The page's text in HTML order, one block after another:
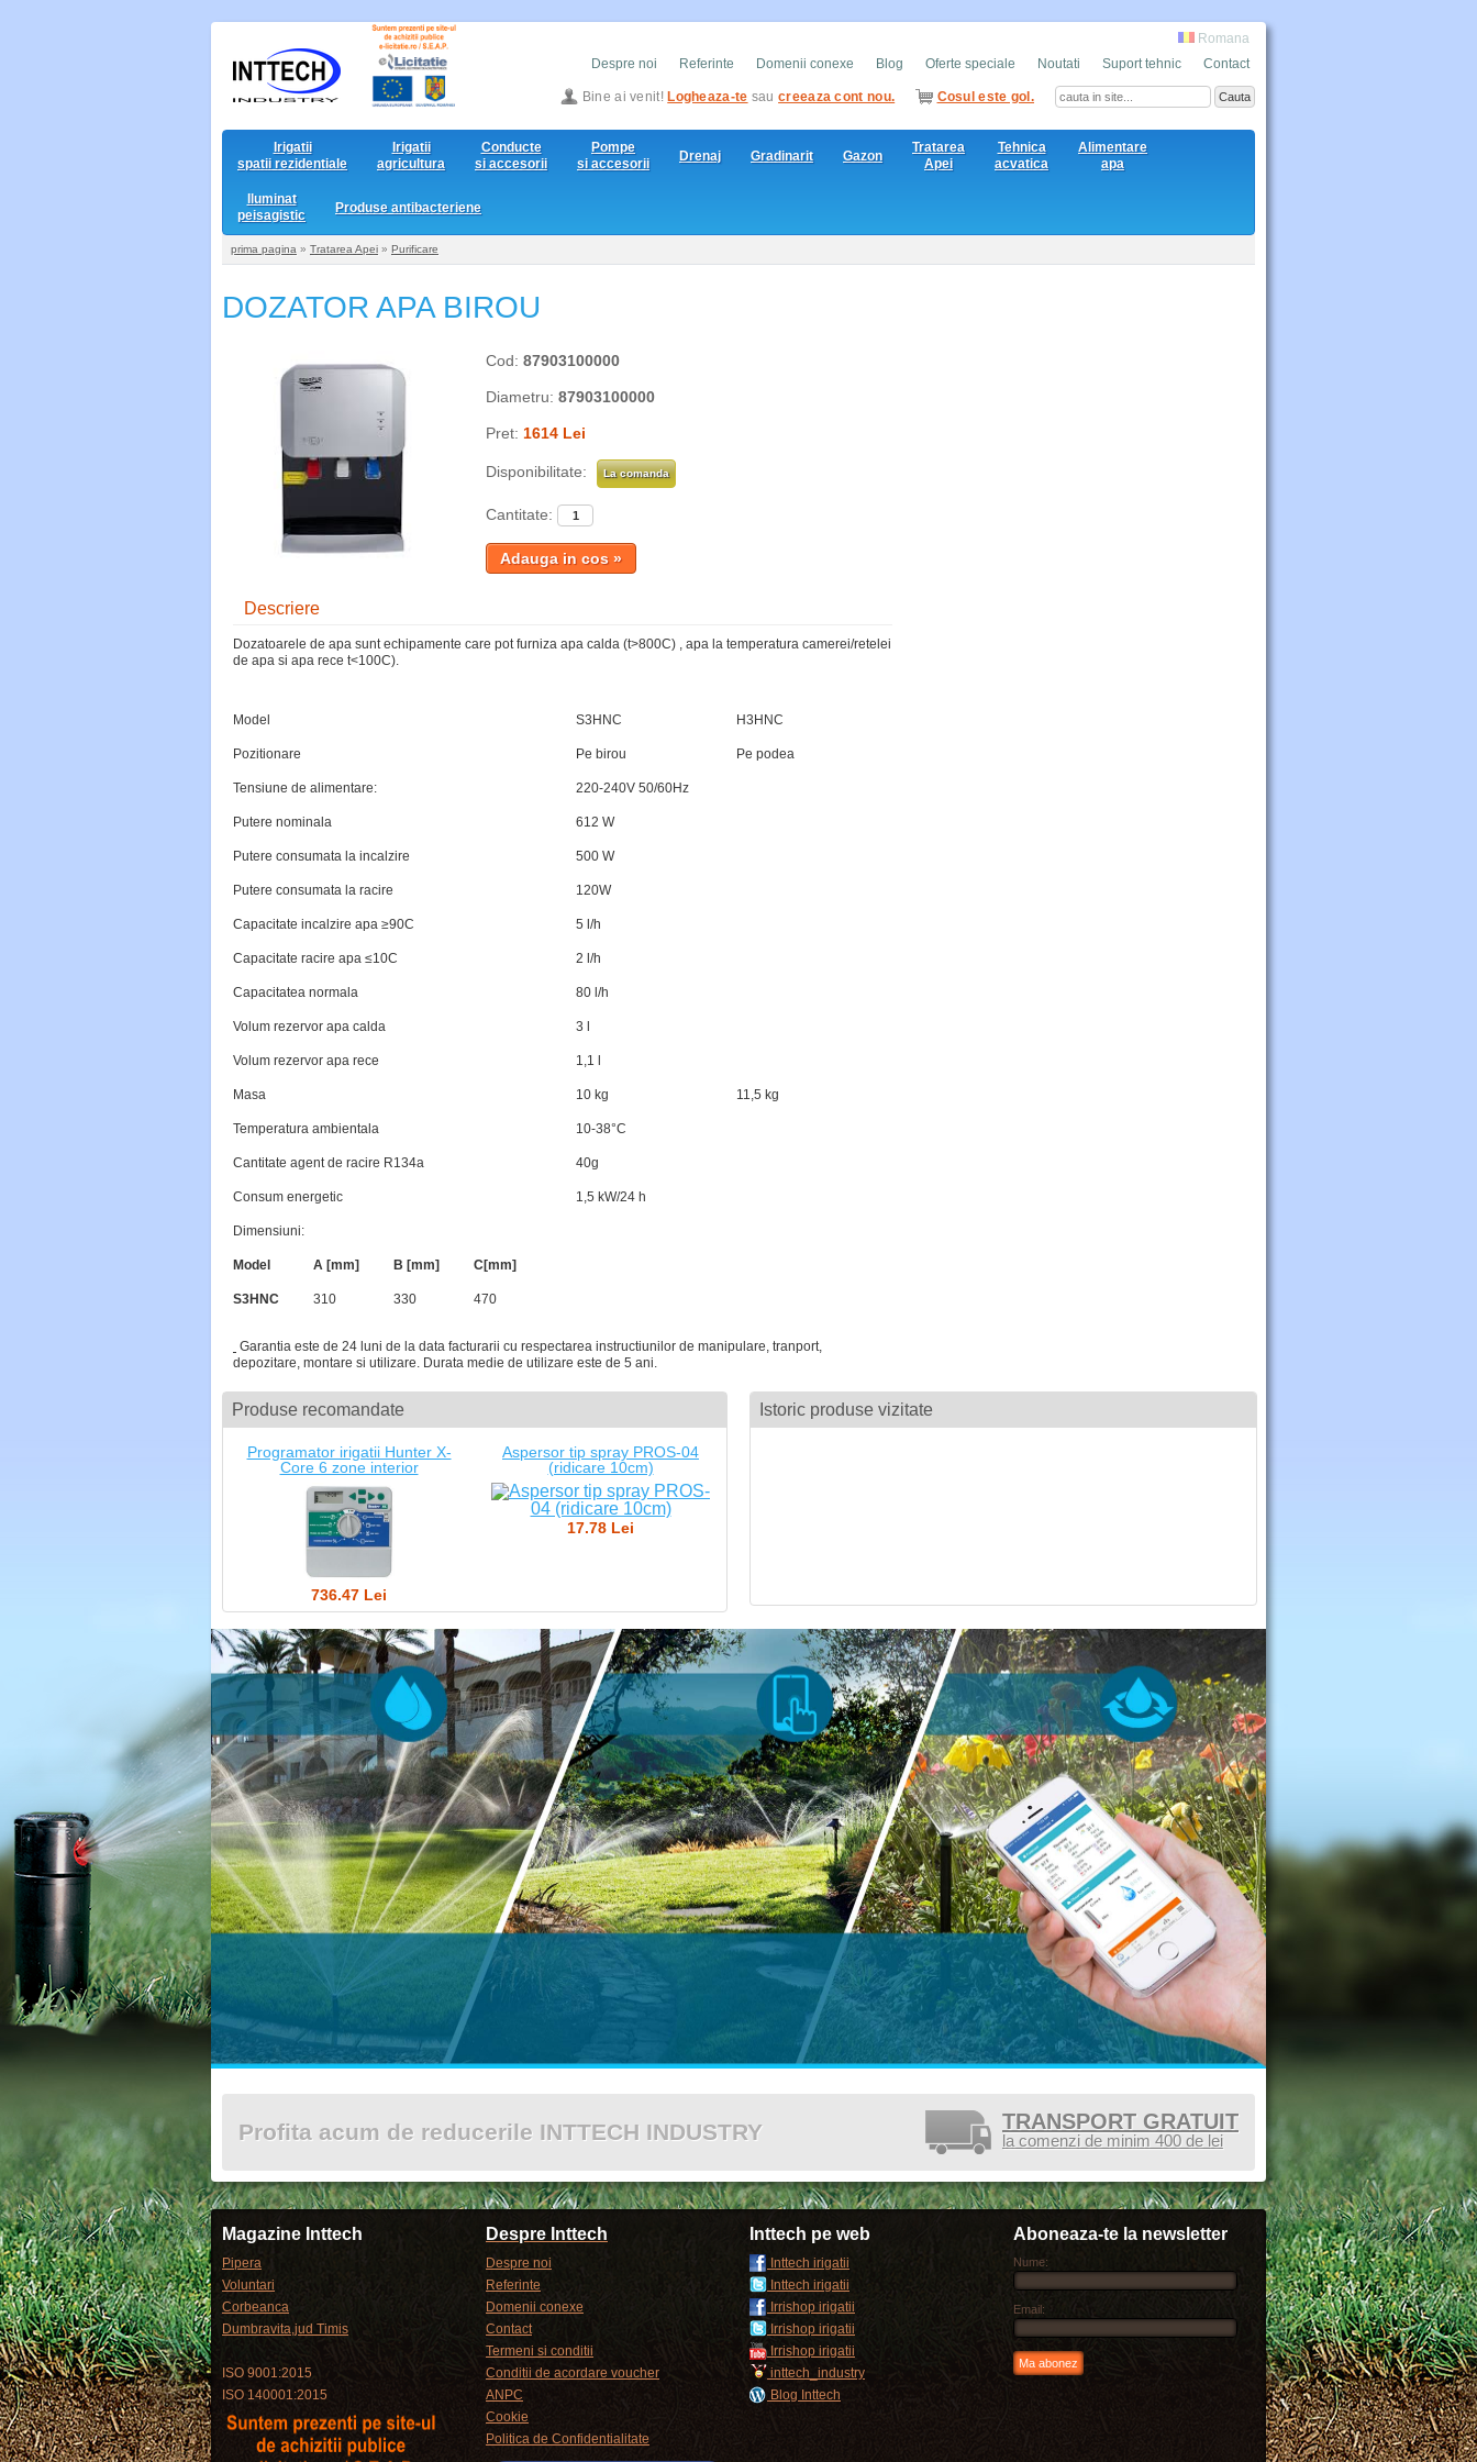
Romana
Despre noi
Referinte Domenii conexe Blog Oferte speciale Noutati Suport tehnic Contact
Bine ai venit! Logheaza-te saucreeaza cont nou. Cosul este gol.
Irigatii
spatii rezidentiale
Irigatii
agricultura
Conducte
si accesorii
Pompe
si accesorii
Drenaj Gradinarit Gazon
Tratarea
Apei
Tehnica
acvatica
Alimentare
apa
Iluminat
peisagistic
Produse antibacteriene
prima pagina » Tratarea Apei » Purificare
DOZATOR APA BIROU
Cod: 87903100000
Diametru: 87903100000
Pret: 1614 Lei
Disponibilitate: La comanda
Cantitate:
Descriere
Dozatoarele de apa sunt echipamente care pot furniza apa calda (t>800C) , apa la temperatura camerei/retelei
de apa si apa rece t<100C).
Model S3HNC H3HNC
Pozitionare Pe birou Pe podea
Tensiune de alimentare: 220-240V 50/60Hz
Putere nominala 612 W
Putere consumata la incalzire 500 W
Putere consumata la racire 120W
Capacitate incalzire apa ≥90C 5 l/h
Capacitate racire apa ≤10C 2 l/h
Capacitatea normala 80 l/h
Volum rezervor apa calda 3 l
Volum rezervor apa rece 1,1 l
Masa 10 kg 11,5 kg
Temperatura ambientala 10-38°C
Cantitate agent de racire R134a 40g
Consum energetic 1,5 kW/24 h
Dimensiuni:
Model A [mm] B [mm] C[mm]
S3HNC 310 330 470
Garantia este de 24 luni de la data facturarii cu respectarea instructiunilor de manipulare, tranport,
depozitare, montare si utilizare. Durata medie de utilizare este de 5 ani.
Produse recomandate
Programator irigatii Hunter X-
Core 6 zone interior
736.47 Lei
Aspersor tip spray PROS-04
(ridicare 10cm)
17.78 Lei
Istoric produse vizitate
Profita acum de reducerile INTTECH INDUSTRY TRANSPORT GRATUIT
la comenzi de minim 400 de lei
Magazine Inttech
Pipera
Voluntari
Corbeanca
Dumbravita,jud Timis
ISO 9001:2015
ISO 140001:2015
Despre Inttech
Despre noi
Referinte
Domenii conexe
Contact
Termeni si conditii
Conditii de acordare voucher
ANPC
Cookie
Politica de Confidentialitate
Inttech pe web
Inttech irigatii
Inttech irigatii
Irrishop irigatii
Irrishop irigatii
Irrishop irigatii
inttech_industry
Blog Inttech
Aboneaza-te la newsletter
Nume:
Email: